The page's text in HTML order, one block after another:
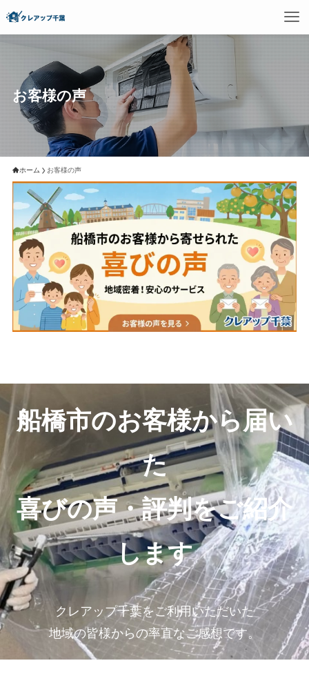
お客様の声
ホーム お客様の声
船橋市のお客様から届い
た
喜びの声・評判をご紹介
します
クレアップ千葉をご利用いただいた
地域の皆様からの率直なご感想です。